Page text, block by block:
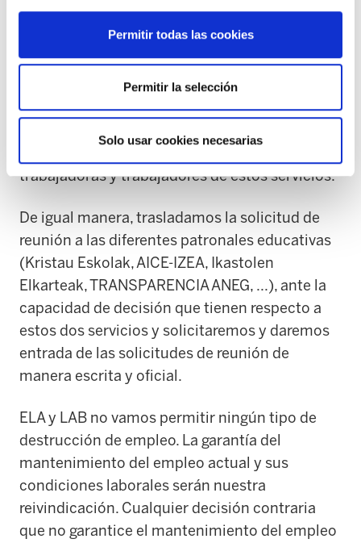
Permitir todas las cookies
Permitir la selección
Solo usar cookies necesarias
ELA y LAB exigimos a los Departamentos de
Educación mantener una reunión en la mayor
trabajadoras y trabajadores de estos servicios.
De igual manera, trasladamos la solicitud de
reunión a las diferentes patronales educativas
(Kristau Eskolak, AICE-IZEA, Ikastolen
Elkarteak, TRANSPARENCIA ANEG, ...), ante la
capacidad de decisión que tienen respecto a
estos dos servicios y solicitaremos y daremos
entrada de las solicitudes de reunión de
manera escrita y oficial.
ELA y LAB no vamos permitir ningún tipo de
destrucción de empleo. La garantía del
mantenimiento del empleo actual y sus
condiciones laborales serán nuestra
reivindicación. Cualquier decisión contraria
que no garantice el mantenimiento del empleo